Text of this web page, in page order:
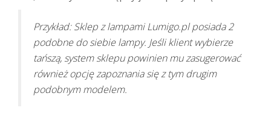
Przykład: Sklep z lampami Lumigo.pl posiada 2
podobne do siebie lampy. Jeśli klient wybierze
tańszą, system sklepu powinien mu zasugerować
również opcję zapoznania się z tym drugim
podobnym modelem.